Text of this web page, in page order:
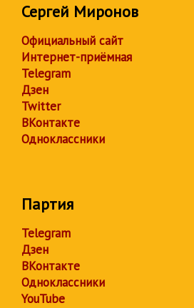
Сергей Миронов
Официальный сайт
Интернет-приёмная
Telegram
Дзен
Twitter
ВКонтакте
Одноклассники
Партия
Telegram
Дзен
ВКонтакте
Одноклассники
YouTube